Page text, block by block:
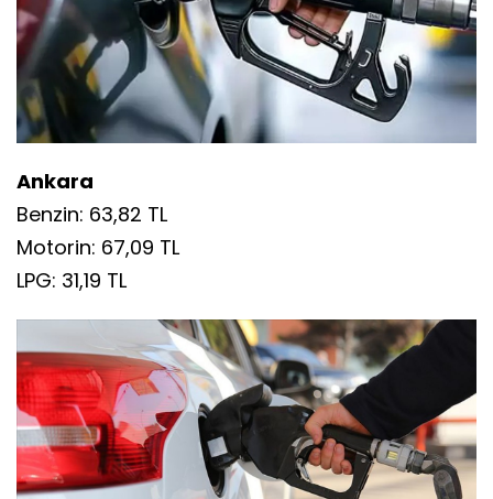
Ankara
Benzin: 63,82 TL
Motorin: 67,09 TL
LPG: 31,19 TL